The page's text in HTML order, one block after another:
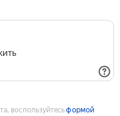
воспользуйтесьформой